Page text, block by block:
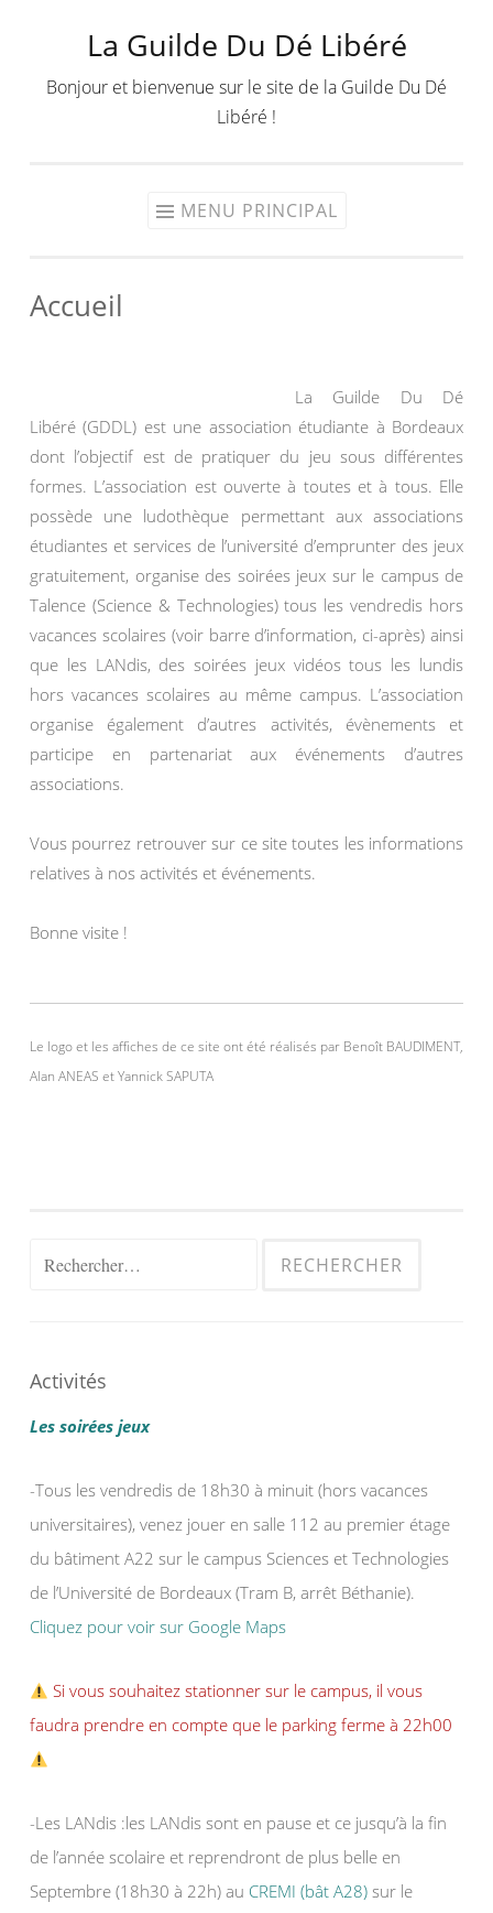
contenu
La Guilde Du Dé Libéré
Bonjour et bienvenue sur le site de la Guilde Du Dé
Libéré !
MENU PRINCIPAL
Accueil
La Guilde Du Dé
Libéré (GDDL) est une association étudiante à Bordeaux
dont l’objectif est de pratiquer du jeu sous différentes
formes. L’association est ouverte à toutes et à tous. Elle
possède une ludothèque permettant aux associations
étudiantes et services de l’université d’emprunter des jeux
gratuitement, organise des soirées jeux sur le campus de
Talence (Science & Technologies) tous les vendredis hors
vacances scolaires (voir barre d’information, ci-après) ainsi
que les LANdis, des soirées jeux vidéos tous les lundis
hors vacances scolaires au même campus. L’association
organise également d’autres activités, évènements et
participe en partenariat aux événements d’autres
associations.
Vous pourrez retrouver sur ce site toutes les informations
relatives à nos activités et événements.
Bonne visite !
Le logo et les affiches de ce site ont été réalisés par Benoît BAUDIMENT,
Alan ANEAS et Yannick SAPUTA
Rechercher :
Activités
Les soirées jeux
-Tous les vendredis de 18h30 à minuit (hors vacances
universitaires), venez jouer en salle 112 au premier étage
du bâtiment A22 sur le campus Sciences et Technologies
de l’Université de Bordeaux (Tram B, arrêt Béthanie).
Cliquez pour voir sur Google Maps
Si vous souhaitez stationner sur le campus, il vous
faudra prendre en compte que le parking ferme à 22h00
-Les LANdis :les LANdis sont en pause et ce jusqu’à la fin
de l’année scolaire et reprendront de plus belle en
Septembre (18h30 à 22h) au CREMI (bât A28) sur le